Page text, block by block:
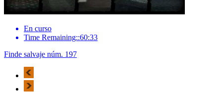
En curso
Time Remaining::60:33
Finde salvaje núm. 197